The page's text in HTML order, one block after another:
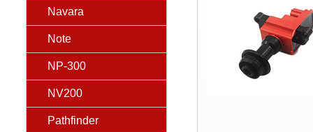
Navara
Note
NP-300
NV200
Pathfinder